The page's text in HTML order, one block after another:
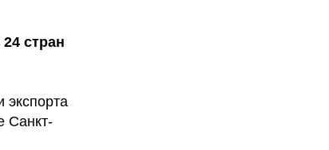
24 стран
экспорта
Санкт-